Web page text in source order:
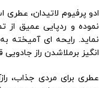
ادو پرفیوم لاتیدان،
نموده و ردپایی عمیق
نماید. رایحه ای
انگیز برملاشدن راز
عطری برای مردی جذاب،